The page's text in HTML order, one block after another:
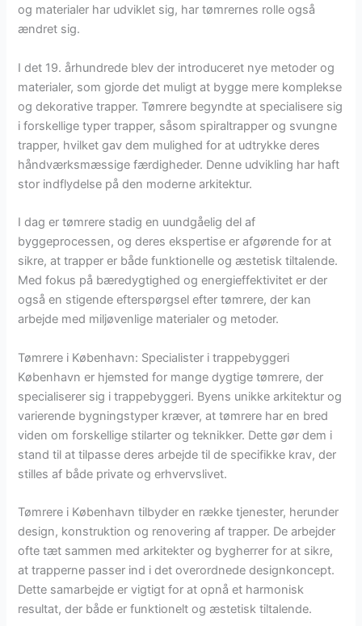
og materialer har udviklet sig, har tømrernes rolle også
ændret sig.
I det 19. århundrede blev der introduceret nye metoder og
materialer, som gjorde det muligt at bygge mere komplekse
og dekorative trapper. Tømrere begyndte at specialisere sig
i forskellige typer trapper, såsom spiraltrapper og svungne
trapper, hvilket gav dem mulighed for at udtrykke deres
håndværksmæssige færdigheder. Denne udvikling har haft
stor indflydelse på den moderne arkitektur.
I dag er tømrere stadig en uundgåelig del af
byggeprocessen, og deres ekspertise er afgørende for at
sikre, at trapper er både funktionelle og æstetisk tiltalende.
Med fokus på bæredygtighed og energieffektivitet er der
også en stigende efterspørgsel efter tømrere, der kan
arbejde med miljøvenlige materialer og metoder.
Tømrere i København: Specialister i trappebyggeri
København er hjemsted for mange dygtige tømrere, der
specialiserer sig i trappebyggeri. Byens unikke arkitektur og
varierende bygningstyper kræver, at tømrere har en bred
viden om forskellige stilarter og teknikker. Dette gør dem i
stand til at tilpasse deres arbejde til de specifikke krav, der
stilles af både private og erhvervslivet.
Tømrere i København tilbyder en række tjenester, herunder
design, konstruktion og renovering af trapper. De arbejder
ofte tæt sammen med arkitekter og bygherrer for at sikre,
at trapperne passer ind i det overordnede designkoncept.
Dette samarbejde er vigtigt for at opnå et harmonisk
resultat, der både er funktionelt og æstetisk tiltalende.